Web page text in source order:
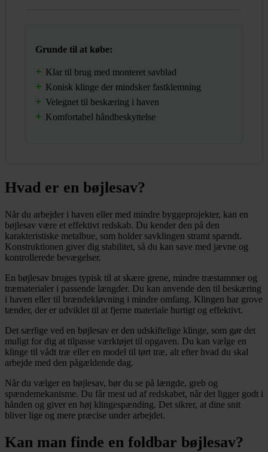
Grunde til at købe:
Klar til brug med monteret savblad
Konisk klinge der mindsker fastklemning
Velegnet til beskæring i haven
Komfortabel håndbeskyttelse
Hvad er en bøjlesav?
Når du arbejder i haven eller med mindre byggeprojekter, kan en
bøjlesav være et effektivt redskab. Du kender den på den
karakteristiske metalbue, som holder savklingen stramt spændt.
Konstruktionen giver dig stabilitet, så du kan save med jævne og
kontrollerede bevægelser.
En bøjlesav bruges typisk til at skære grene, mindre træstammer og
træmaterialer i passende længder. Du kan anvende den til beskæring
i haven eller til brændekløvning i mindre omfang. Klingen har grove
tænder, der er udviklet til at fjerne materiale hurtigt og effektivt.
Det særlige ved en bøjlesav er den udskiftelige klinge, som gør det
muligt for dig at tilpasse værktøjet til opgaven. Du kan vælge en
klinge til vådt træ eller en model til tørt træ, alt efter hvad du skal
arbejde med den pågældende dag.
Når du vælger en bøjlesav, bør du se på længde, greb og
spændemekanisme. Du får mest ud af redskabet, når det ligger godt i
hånden og giver en høj klingespænding. Det sikrer, at dine snit
bliver lige og mere præcise under arbejdet.
Kan man finde en foldbar bøjlesav?